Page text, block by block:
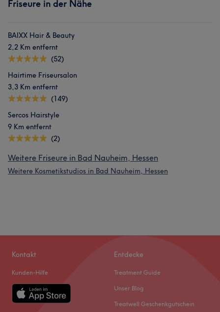
Friseure in der Nähe
BAIXX Hair & Beauty
2,2 Km entfernt
(52)
Hairtime Friseursalon
3,3 Km entfernt
(149)
Sercos Hairstyle
9 Km entfernt
(2)
Weitere Friseure in Bad Nauheim, Hessen
Weitere Kosmetikstudios in Bad Nauheim, Hessen
Kontakt
Kunden-Hilfe
Entdecke
Treatment Guide
Unser Blog
Treatwell Geschenkgutschein